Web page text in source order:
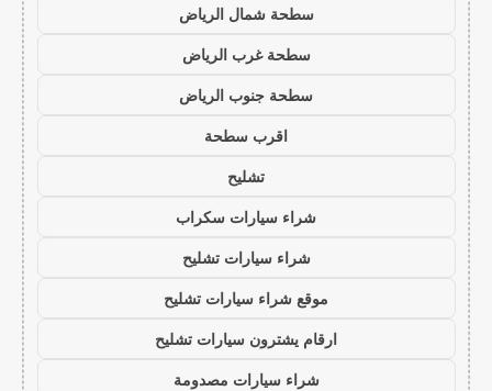
سطحة شمال الرياض
سطحة غرب الرياض
سطحة جنوب الرياض
اقرب سطحة
تشليح
شراء سيارات سكراب
شراء سيارات تشليح
موقع شراء سيارات تشليح
ارقام يشترون سيارات تشليح
شراء سيارات مصدومة